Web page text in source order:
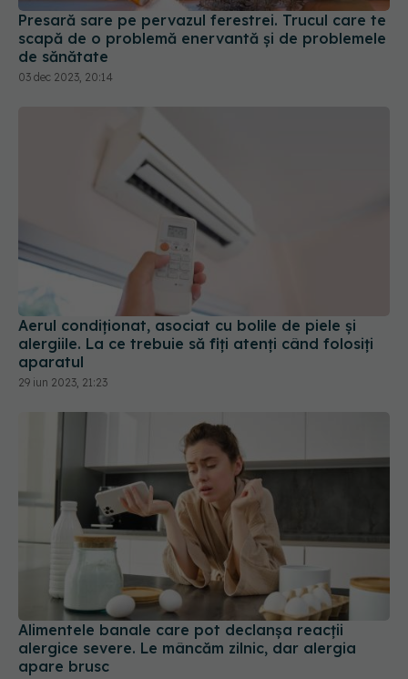
Presară sare pe pervazul ferestrei. Trucul care te
scapă de o problemă enervantă și de problemele
de sănătate
03 dec 2023, 20:14
Aerul condiționat, asociat cu bolile de piele și
alergiile. La ce trebuie să fiți atenți când folosiți
aparatul
29 iun 2023, 21:23
Alimentele banale care pot declanșa reacții
alergice severe. Le mâncăm zilnic, dar alergia
apare brusc